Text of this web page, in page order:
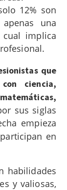
12% son
una
implica
que
ciencia,
sus siglas
empieza
en
habilidades
y valiosas,